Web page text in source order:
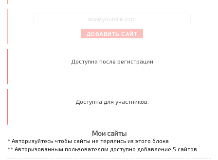
ДОБАВИТЬ САЙТ
Доступна после регистрации
Доступна для участников.
Мои сайты
* Авторизуйтесь чтобы сайты не терялись из этого блока
** Авторизованным пользователям доступно добавление 5 сайтов